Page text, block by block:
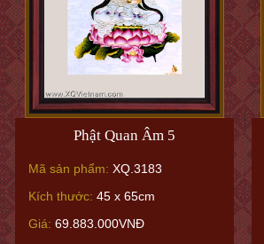
Phật Quan Âm 5
Mã sản phẩm: XQ.3183
Kích thước: 45 x 65cm
Giá: 69.883.000VNĐ